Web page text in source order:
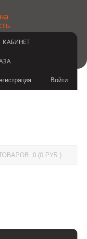
×
КАБИНЕТ
Войти
0 (0 РУБ.)